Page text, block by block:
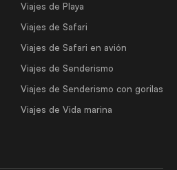
Viajes de Playa
Viajes de Safari
Viajes de Safari en avión
Viajes de Senderismo
Viajes de Senderismo con gorilas
Viajes de Vida marina